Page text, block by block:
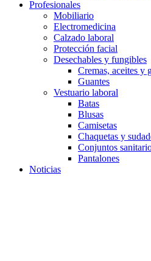
Profesionales
Mobiliario
Electromedicina
Calzado laboral
Protección facial
Desechables y fungibles
Cremas, aceites y
Guantes
Vestuario laboral
Batas
Blusas
Camisetas
Chaquetas y
Conjuntos
Pantalones
Noticias